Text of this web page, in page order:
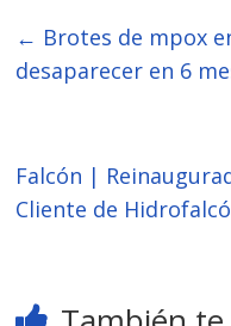
← Brotes de mpox
desaparecer en 6
Falcón |
Cliente de